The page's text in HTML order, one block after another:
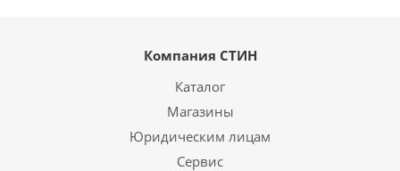
Компания СТИН
Каталог
Магазины
Юридическим лицам
Сервис